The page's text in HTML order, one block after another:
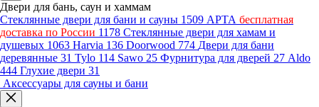
Двери для бань, саун и хаммам
Стеклянные двери для бани и сауны 1509 АРТА бесплатная
доставка по России 1178 Стеклянные двери для хамам и
душевых 1063 Harvia 136 Doorwood 774 Двери для бани
деревянные 31 Tylo 114 Sawo 25 Фурнитура для дверей 27 Aldo
444 Глухие двери 31
Аксессуары для сауны и бани